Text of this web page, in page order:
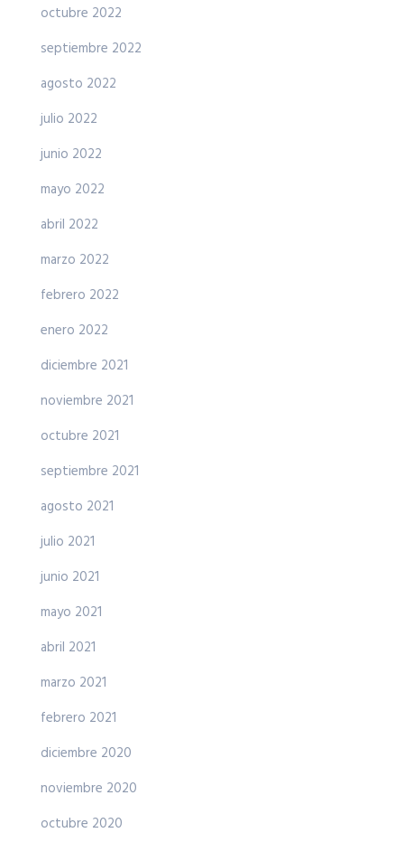
octubre 2022
septiembre 2022
agosto 2022
julio 2022
junio 2022
mayo 2022
abril 2022
marzo 2022
febrero 2022
enero 2022
diciembre 2021
noviembre 2021
octubre 2021
septiembre 2021
agosto 2021
julio 2021
junio 2021
mayo 2021
abril 2021
marzo 2021
febrero 2021
diciembre 2020
noviembre 2020
octubre 2020